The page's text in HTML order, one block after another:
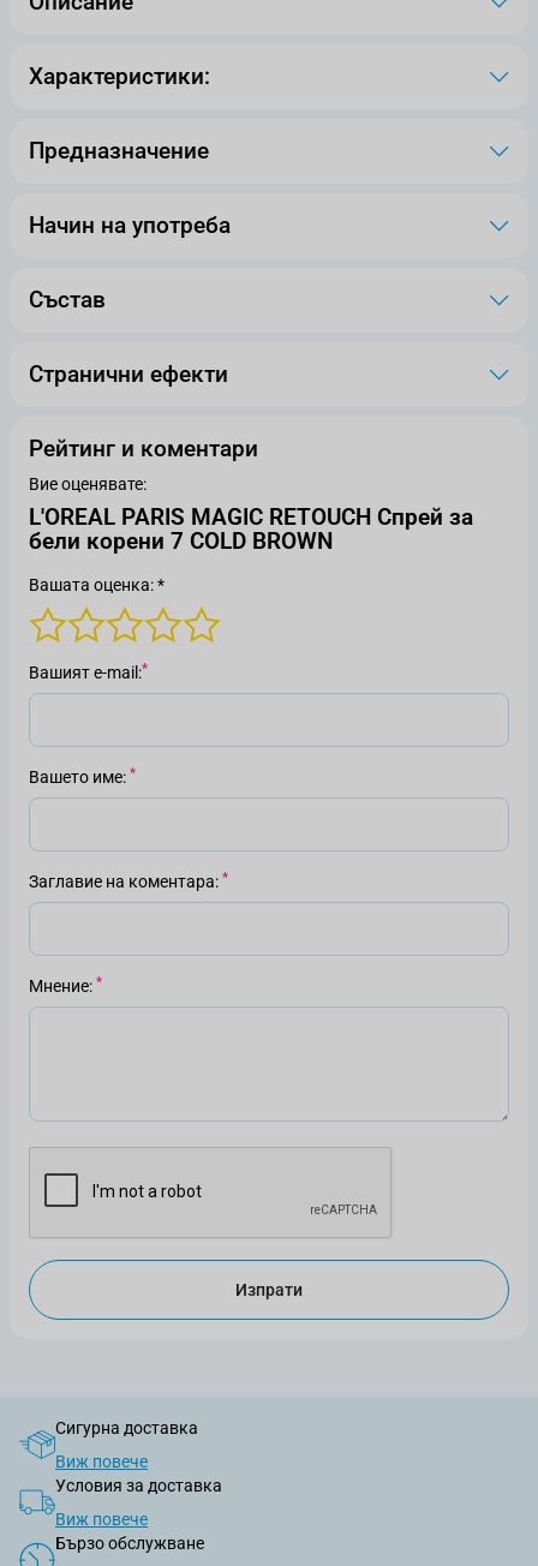
Характеристики:
Предназначение
Начин на употреба
Състав
Странични ефекти
Рейтинг и коментари
Вие оценявате:
L'OREAL PARIS MAGIC RETOUCH Спрей за
бели корени 7 COLD BROWN
Вашата оценка: *
Вашият е-mail
Вашето име
Заглавие на коментара
Мнение
Изпрати
Сигурна доставка
Виж повече
Условия за доставка
Виж повече
Бързо обслужване